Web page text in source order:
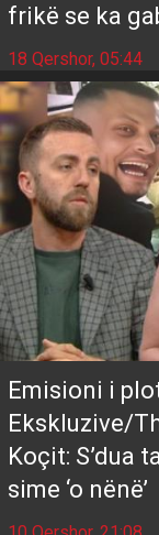
frikë se ka
18 Qershor, 05:44
Emisioni i
Ekskluzive/
Koçit: S’dua
sime ‘o nënë’